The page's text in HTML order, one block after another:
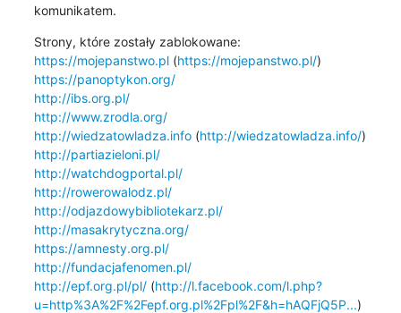
komunikatem.
https://mojepanstwo.pl (https://mojepanstwo.pl/
https://panoptykon.org/
http://ibs.org.pl/
http://www.zrodla.org/
http://wiedzatowladza.info (http://wiedzatowladza.info/
http://partiazieloni.pl/
http://watchdogportal.pl/
http://rowerowalodz.pl/
http://odjazdowybibliotekarz.pl/
http://masakrytyczna.org/
https://amnesty.org.pl/
http://fundacjafenomen.pl/
http://epf.org.pl/pl/ (http://l.facebook.com/l.php?
u=http%3A%2F%2Fepf.org.pl%2Fpl%2F&h=hAQFjQ5P...